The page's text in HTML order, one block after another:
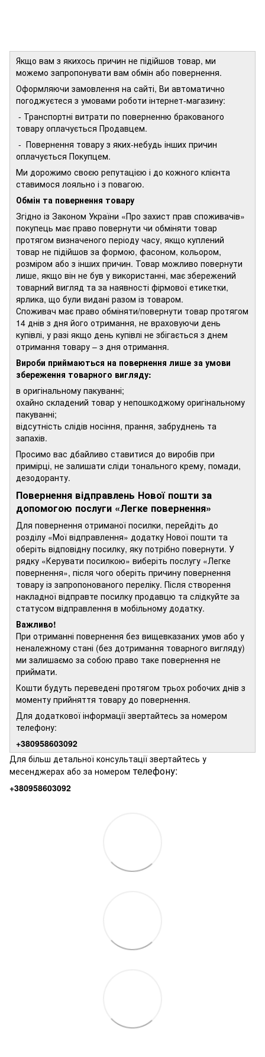
Якщо вам з якихось причин не підійшов товар, ми
можемо запропонувати вам обмін або повернення.
Оформляючи замовлення на сайті, Ви автоматично
погоджуєтеся з умовами роботи інтернет-магазину:
- Транспортні витрати по поверненню бракованого
товару оплачується Продавцем.
- Повернення товару з яких-небудь інших причин
оплачується Покупцем.
Ми дорожимо своєю репутацією і до кожного клієнта
ставимося лояльно і з повагою.
Обмін та повернення товару
Згідно із Законом України «Про захист прав споживачів»
покупець має право повернути чи обміняти товар
протягом визначеного періоду часу, якщо куплений
товар не підійшов за формою, фасоном, кольором,
розміром або з інших причин. Товар можливо повернути
лише, якщо він не був у використанні, має збережений
товарний вигляд та за наявності фірмової етикетки,
ярлика, що були видані разом із товаром.
Споживач має право обміняти/повернути товар протягом
14 днів з дня його отримання, не враховуючи день
купівлі, у разі якщо день купівлі не збігається з днем
отримання товару – з дня отримання.
Вироби приймаються на повернення лише за умови
збереження товарного вигляду:
в оригінальному пакуванні;
охайно складений товар у непошкоджому оригінальному
пакуванні;
відсутність слідів носіння, прання, забруднень та
запахів.
Просимо вас дбайливо ставитися до виробів при
примірці, не залишати сліди тонального крему, помади,
дезодоранту.
Повернення відправлень Нової пошти за
допомогою послуги «Легке повернення»
Для повернення отриманої посилки, перейдіть до
розділу «Мої відправлення» додатку Нової пошти та
оберіть відповідну посилку, яку потрібно повернути. У
рядку «Керувати посилкою» виберіть послугу «Легке
повернення», після чого оберіть причину повернення
товару із запропонованого переліку. Після створення
накладної відправте посилку продавцю та слідкуйте за
статусом відправлення в мобільному додатку.
Важливо!
При отриманні повернення без вищевказаних умов або у
неналежному стані (без дотримання товарного вигляду)
ми залишаємо за собою право таке повернення не
приймати.
Кошти будуть переведені протягом трьох робочих днів з
моменту прийняття товару до повернення.
Для додаткової інформації звертайтесь за номером
телефону:
+380958603092
Для більш детальної консультації звертайтесь у
месенджерах або за номером телефону:
+380958603092